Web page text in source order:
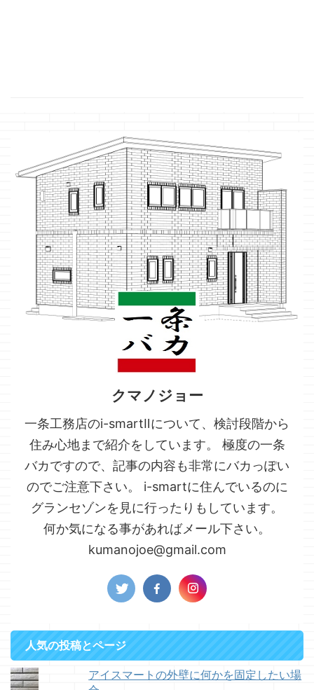
クマノジョー
一条工務店のi-smartⅡについて、検討段階から
住み心地まで紹介をしています。 極度の一条
バカですので、記事の内容も非常にバカっぽい
のでご注意下さい。 i-smartに住んでいるのに
グランセゾンを見に行ったりもしています。
何か気になる事があればメール下さい。
kumanojoe@gmail.com
人気の投稿とページ
アイスマートの外壁に何かを固定したい場